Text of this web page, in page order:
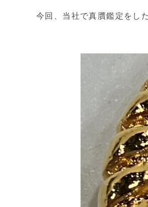
今回、当社で真贋鑑定をし